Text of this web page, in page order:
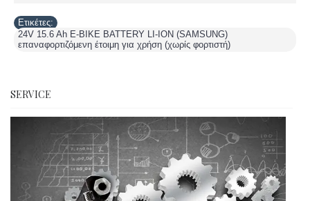
Ετικέτες:
24V 15.6 Ah E-BIKE BATTERY LI-ION (SAMSUNG)
επαναφορτιζόμενη έτοιμη για χρήση (χωρίς φορτιστή)
SERVICE